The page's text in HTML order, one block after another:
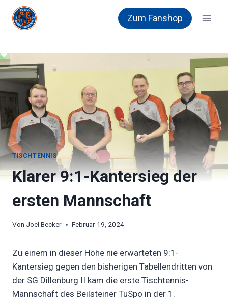
Zum
Inhalt
springen
Zum Fanshop
TISCHTENNIS
Klarer 9:1-Kantersieg der
ersten Mannschaft
Von Joel Becker Februar 19, 2024
Zu einem in dieser Höhe nie erwarteten 9:1-
Kantersieg gegen den bisherigen Tabellendritten von
der SG Dillenburg II kam die erste Tischtennis-
Mannschaft des Beilsteiner TuSpo in der 1.